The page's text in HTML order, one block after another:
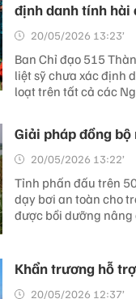
định danh tính hài
20/05/2026 13:23’
Ban Chỉ đạo 515
liệt sỹ chưa xác định
loạt trên tất cả các
Giải pháp đồng
20/05/2026 13:22’
Tỉnh phấn đấu trên
dạy bơi an toàn cho
được bồi dưỡng nâng
Khẩn trương hỗ
20/05/2026 12:37’